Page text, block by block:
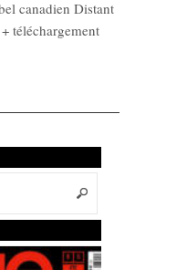
canadien Distant
téléchargement